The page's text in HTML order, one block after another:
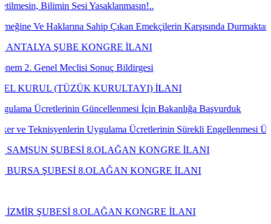
Yasaklanmasın!..
Sahip Çıkan Emekçilerin Karşısında Durmaktan Vazgeçin!
KONGRE İLANI
Sonuç Bildirgesi
KURULTAYI) İLANI
Güncellenmesi İçin Bakanlığa Başvurduk
Uygulama Ücretlerinin Sürekli Engellenmesi Üzerine Bakanlığa
8.OLAĞAN KONGRE İLANI
8.OLAĞAN KONGRE İLANI
8.OLAĞAN KONGRE İLANI